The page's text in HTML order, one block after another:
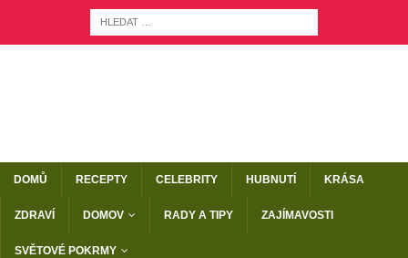
DOMŮ RECEPTY CELEBRITY HUBNUTÍ KRÁSA
ZDRAVÍ DOMOV RADY A TIPY ZAJÍMAVOSTI
SVĚTOVÉ POKRMY